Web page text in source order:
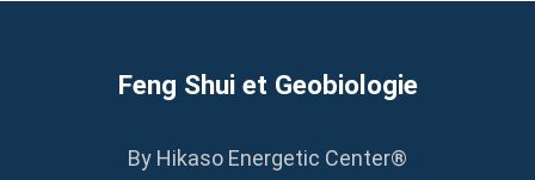
Feng Shui et Geobiologie
By Hikaso Energetic Center®